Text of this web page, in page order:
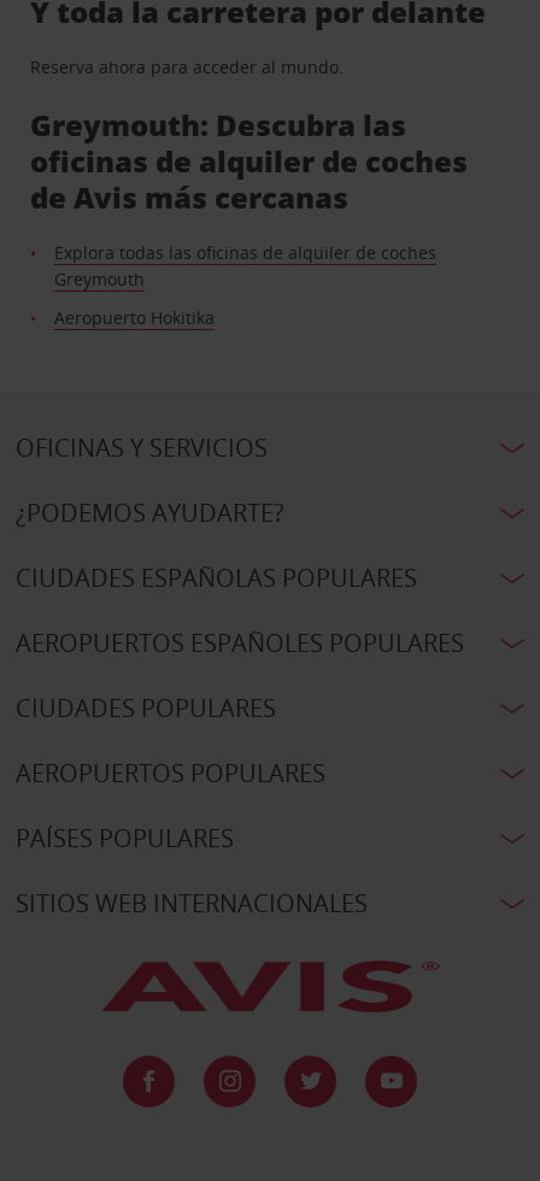
Y toda la carretera por delante
Reserva ahora para acceder al mundo.
Greymouth: Descubra las
oficinas de alquiler de coches
de Avis más cercanas
Explora todas las oficinas de alquiler de coches
Greymouth
Aeropuerto Hokitika
OFICINAS Y SERVICIOS
¿PODEMOS AYUDARTE?
CIUDADES ESPAÑOLAS POPULARES
AEROPUERTOS ESPAÑOLES POPULARES
CIUDADES POPULARES
AEROPUERTOS POPULARES
PAÍSES POPULARES
SITIOS WEB INTERNACIONALES